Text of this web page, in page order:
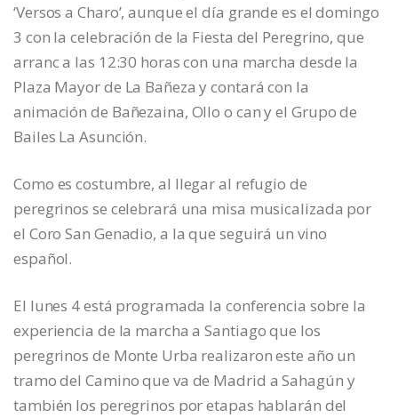
‘Versos a Charo’, aunque el día grande es el domingo
3 con la celebración de la Fiesta del Peregrino, que
arranc a las 12:30 horas con una marcha desde la
Plaza Mayor de La Bañeza y contará con la
animación de Bañezaina, Ollo o can y el Grupo de
Bailes La Asunción.
Como es costumbre, al llegar al refugio de
peregrinos se celebrará una misa musicalizada por
el Coro San Genadio, a la que seguirá un vino
español.
El lunes 4 está programada la conferencia sobre la
experiencia de la marcha a Santiago que los
peregrinos de Monte Urba realizaron este año un
tramo del Camino que va de Madrid a Sahagún y
también los peregrinos por etapas hablarán del